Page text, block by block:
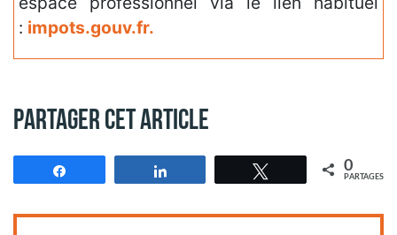
: impots.gouv.fr.
Partager cet article
Tweetez 0
PARTAGES